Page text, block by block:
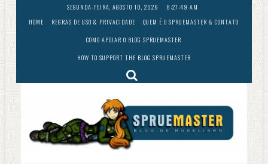
Skip
to
content
SEGUNDA-FEIRA, AGOSTO 10, 2026
8:27:50 AM
HOME
REGRAS DE USO & PRIVACIDADE
QUEM É O SPRUEMASTER & CONTATO
COMO APOIAR O BLOG SPRUEMASTER
HOW TO SUPPORT THE BLOG SPRUEMASTER